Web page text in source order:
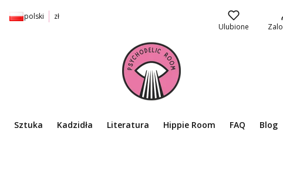
polski
zł
Ulubione
Sztuka Kadzidła Literatura Hippie Room FAQ Blog